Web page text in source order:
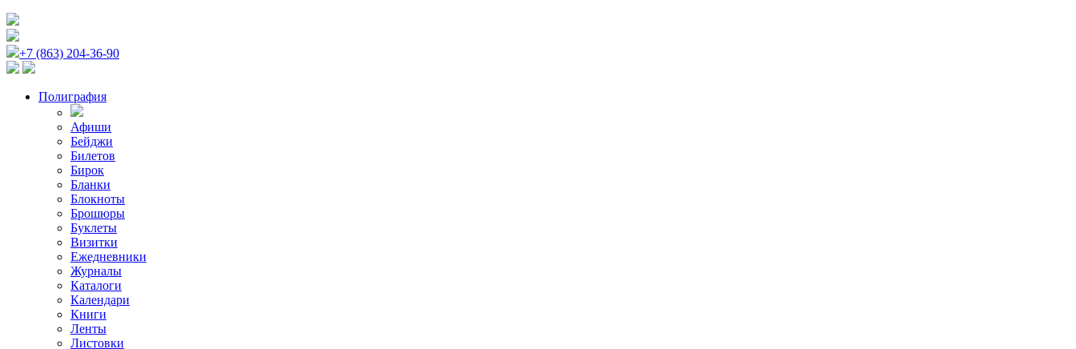
+7 (863) 204-36-90
Полиграфия
Афиши
Бейджи
Билетов
Бирок
Бланки
Блокноты
Брошюры
Буклеты
Визитки
Ежедневники
Журналы
Каталоги
Календари
Книги
Ленты
Листовки